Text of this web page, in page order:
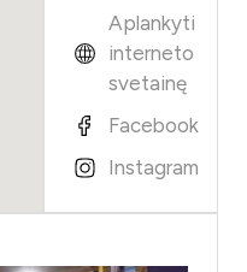
Aplankyti
interneto
svetainę
Facebook
Instagram